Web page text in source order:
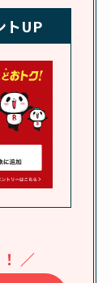
も調査
団セット
セール・
のはい
売店・通
こで売っ
トUP
／